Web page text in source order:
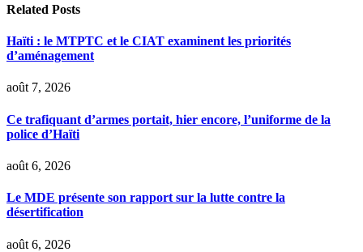
Related Posts
Haïti : le MTPTC et le CIAT examinent les priorités
d’aménagement
août 7, 2026
Ce trafiquant d’armes portait, hier encore, l’uniforme de la
police d’Haïti
août 6, 2026
Le MDE présente son rapport sur la lutte contre la
désertification
août 6, 2026